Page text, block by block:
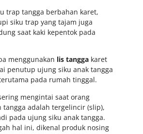
trap tangga berbahan karet,
siku trap yang tajam juga
saat kaki kepentok pada
menggunakan lis tangga karet
penutup ujung siku anak tangga
pada rumah tinggal.
mengintai saat orang
tangga adalah tergelincir (slip),
pada ujung siku anak tangga.
hal ini, dikenal produk nosing